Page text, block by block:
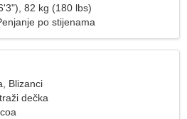
82 kg (180 lbs)
po stijenama
Blizanci
dečka